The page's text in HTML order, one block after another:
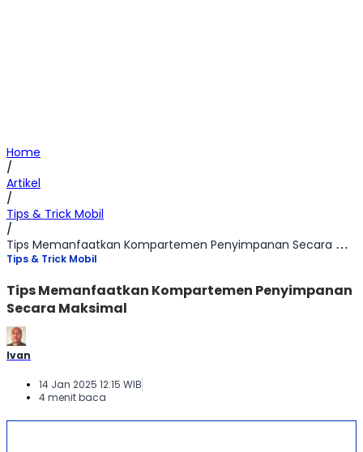
Home
/
Artikel
/
Tips & Trick Mobil
/
Tips Memanfaatkan Kompartemen Penyimpanan Secara Maksimal
Tips & Trick Mobil
Tips Memanfaatkan Kompartemen Penyimpanan
Secara Maksimal
Ivan
14 Jan 2025 12:15 WIB
4 menit baca